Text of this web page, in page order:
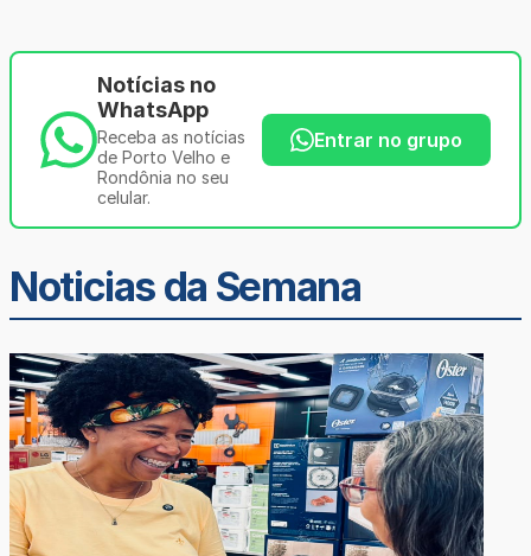
Notícias no
WhatsApp
Receba as notícias
de Porto Velho e
Rondônia no seu
celular.
Entrar no grupo
Noticias da Semana